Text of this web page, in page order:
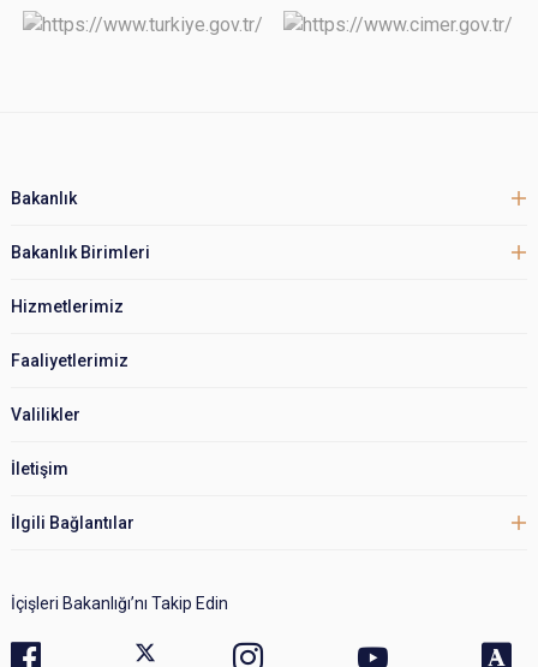
Bakanlık
Bakanlık Birimleri
Hizmetlerimiz
Faaliyetlerimiz
Valilikler
İletişim
İlgili Bağlantılar
İçişleri Bakanlığı’nı Takip Edin